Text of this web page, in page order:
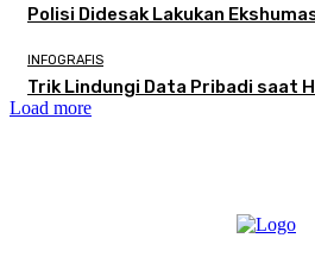
Polisi Didesak Lakukan
INFOGRAFIS
Trik Lindungi Data Pribadi saat
Load more